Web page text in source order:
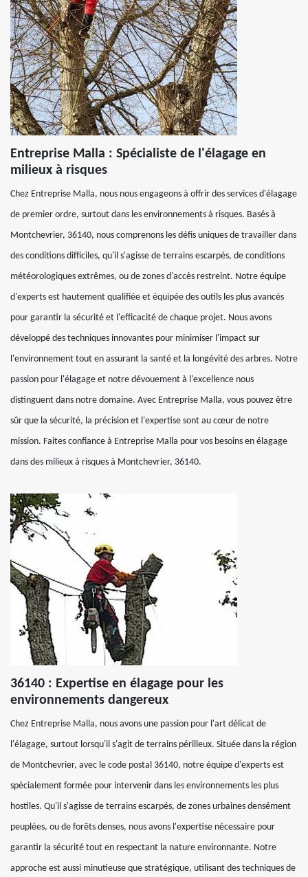
Entreprise Malla : Spécialiste de l'élagage en
milieux à risques
Chez Entreprise Malla, nous nous engageons à offrir des services d'élagage
de premier ordre, surtout dans les environnements à risques. Basés à
Montchevrier, 36140, nous comprenons les défis uniques de travailler dans
des conditions difficiles, qu'il s'agisse de terrains escarpés, de conditions
météorologiques extrêmes, ou de zones d'accès restreint. Notre équipe
d'experts est hautement qualifiée et équipée des outils les plus avancés
pour garantir la sécurité et l'efficacité de chaque projet. Nous avons
développé des techniques innovantes pour minimiser l'impact sur
l'environnement tout en assurant la santé et la longévité des arbres. Notre
passion pour l'élagage et notre dévouement à l'excellence nous
distinguent dans notre domaine. Avec Entreprise Malla, vous pouvez être
sûr que la sécurité, la précision et l'expertise sont au cœur de notre
mission. Faites confiance à Entreprise Malla pour vos besoins en élagage
dans des milieux à risques à Montchevrier, 36140.
36140 : Expertise en élagage pour les
environnements dangereux
Chez Entreprise Malla, nous avons une passion pour l'art délicat de
l'élagage, surtout lorsqu'il s'agit de terrains périlleux. Située dans la région
de Montchevrier, avec le code postal 36140, notre équipe d'experts est
spécialement formée pour intervenir dans les environnements les plus
hostiles. Qu'il s'agisse de terrains escarpés, de zones urbaines densément
peuplées, ou de forêts denses, nous avons l'expertise nécessaire pour
garantir la sécurité tout en respectant la nature environnante. Notre
approche est aussi minutieuse que stratégique, utilisant des techniques de